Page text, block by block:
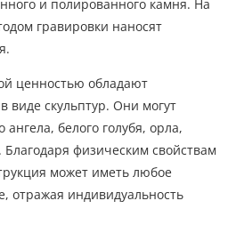
и полированного камня. На
гравировки наносят
ценностью обладают
виде скульптур. Они могут
белого голубя, орла,
физическим свойствам
может иметь любое
отражая индивидуальность